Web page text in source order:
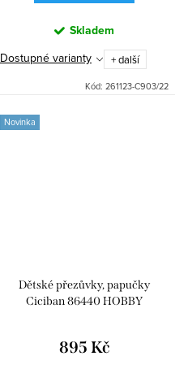
Skladem
Dostupné varianty + další
Kód: 261123-C903/22
Novinka
Dětské přezůvky, papučky
Ciciban 86440 HOBBY
895 Kč